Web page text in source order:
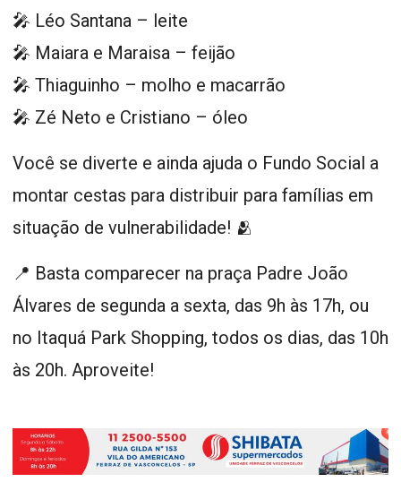
🎤 Léo Santana – leite
🎤 Maiara e Maraisa – feijão
🎤 Thiaguinho – molho e macarrão
🎤 Zé Neto e Cristiano – óleo
Você se diverte e ainda ajuda o Fundo Social a
montar cestas para distribuir para famílias em
situação de vulnerabilidade! 🫂
📍 Basta comparecer na praça Padre João
Álvares de segunda a sexta, das 9h às 17h, ou
no Itaquá Park Shopping, todos os dias, das 10h
às 20h. Aproveite!